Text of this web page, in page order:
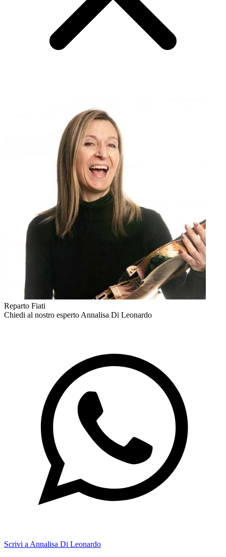
Reparto Fiati
Chiedi al nostro esperto Annalisa Di Leonardo
Scrivi a Annalisa Di Leonardo